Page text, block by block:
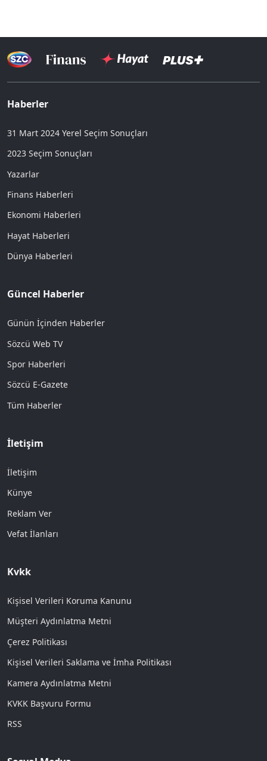
Haberler
31 Mart 2024 Yerel Seçim Sonuçları
2023 Seçim Sonuçları
Yazarlar
Finans Haberleri
Ekonomi Haberleri
Hayat Haberleri
Dünya Haberleri
Güncel Haberler
Günün İçinden Haberler
Sözcü Web TV
Spor Haberleri
Sözcü E-Gazete
Tüm Haberler
İletişim
İletişim
Künye
Reklam Ver
Vefat İlanları
Kvkk
Kişisel Verileri Koruma Kanunu
Müşteri Aydınlatma Metni
Çerez Politikası
Kişisel Verileri Saklama ve İmha Politikası
Kamera Aydınlatma Metni
KVKK Başvuru Formu
RSS